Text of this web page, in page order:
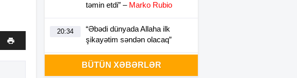
təmin etdi” – Marko Rubio
20:34
“Əbədi dünyada Allaha ilk
şikayətim səndən olacaq”
İlham Əliyevlə Donald Tramp
arasında telefon danışığı olub
BÜTÜN XƏBƏRLƏR